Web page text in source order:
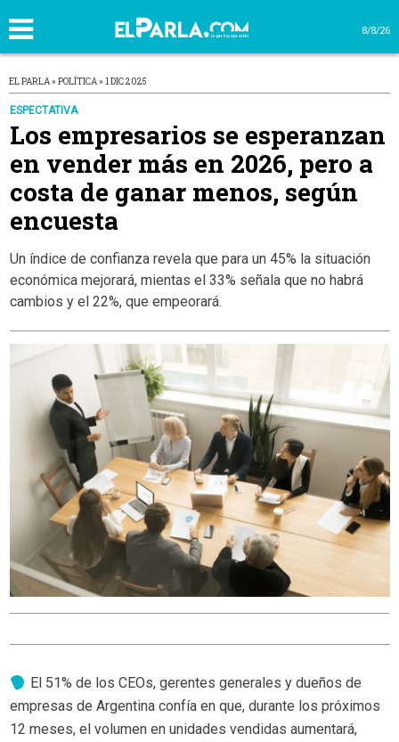
8/8/26
EL PARLA » POLÍTICA » 1 DIC 2025
ESPECTATIVA
Los empresarios se esperanzan
en vender más en 2026, pero a
costa de ganar menos, según
encuesta
Un índice de confianza revela que para un 45% la situación
económica mejorará, mientas el 33% señala que no habrá
cambios y el 22%, que empeorará.
El 51% de los CEOs, gerentes generales y dueños de
empresas de Argentina confía en que, durante los próximos
12 meses, el volumen en unidades vendidas aumentará,